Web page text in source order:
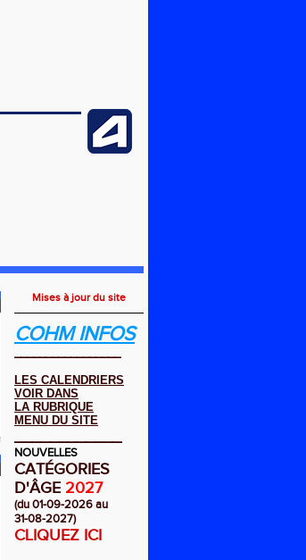
Mises à jour du site
COHM INFOS
_________________
LES CALENDRIERS
VOIR DANS
LA RUBRIQUE
MENU DU SITE
NOUVELLES
CATÉGORIES
D'ÂGE 2027
(du 01-09-2026 au
31-08-2027)
CLIQUEZ ICI